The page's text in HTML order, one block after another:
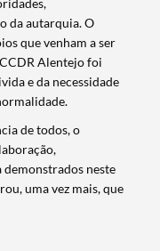
da autarquia. O
que venham a ser
Alentejo foi
e da necessidade
de todos, o
neste
uma vez mais, que